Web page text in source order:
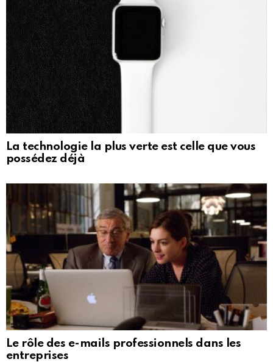
La technologie la plus verte est celle que vous
possédez déjà
Le rôle des e-mails professionnels dans les
entreprises